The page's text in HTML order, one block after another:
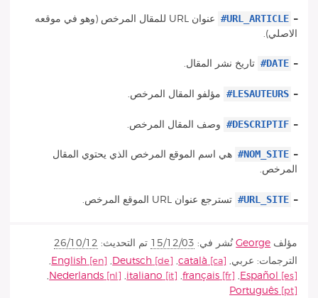
–
#URL_ARTICLE
عنوان URL للمقال المرخص (وهو في موقعه
الاصلي).
–
#DATE تاريخ نشر المقال.
–
#LESAUTEURS مؤلفو المقال المرخص.
–
#DESCRIPTIF وصف المقال المرخص.
–
#NOM_SITE هي اسم الموقع المرخص الذي يحتوي المقال
المرخص.
–
#URL_SITE تسترجع عنوان URL الموقع المرخص.
مؤلف George نُشر في: 15/12/03 تم التحديث: 26/10/12
الترجمات: عربي,
català
,
Deutsch
,
English
,
Español
,
français
,
italiano
,
Nederlands
,
Português